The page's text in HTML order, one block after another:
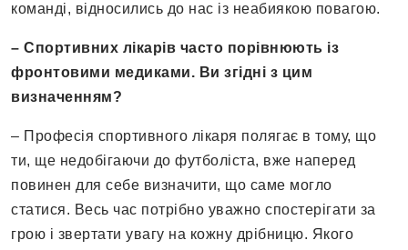
команді, відносились до нас із неабиякою повагою.
– Спортивних лікарів часто порівнюють із
фронтовими медиками. Ви згідні з цим
визначенням?
– Професія спортивного лікаря полягає в тому, що
ти, ще недобігаючи до футболіста, вже наперед
повинен для себе визначити, що саме могло
статися. Весь час потрібно уважно спостерігати за
грою і звертати увагу на кожну дрібницю. Якого